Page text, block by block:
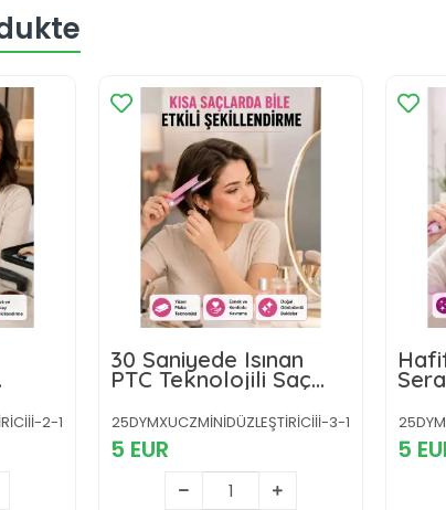
2-1
30 Saniyede Isınan
PTC Teknolojili Saç
Şekillendirici – Sabit Isı
Kontrollü, Hızlı
Performans Yeni Nesil
25DYMXUCZMİNİDÜZLEŞTİRİCİİİ-3-1
5 EUR 5